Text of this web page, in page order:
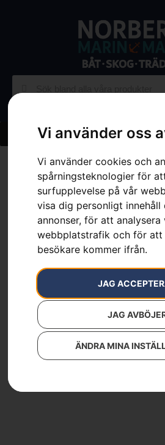
Vi använder oss
Vi använder cookies och
spårningsteknologier för
surfupplevelse på vår
visa dig personligt innehåll
annonser, för att analysera
webbplatstrafik och för att
besökare kommer ifrån.
JAG
JAG
ÄNDRA MINA
»Sortiment»Skog»
Svärd 3/8″, X-Tough, solitt, 20″